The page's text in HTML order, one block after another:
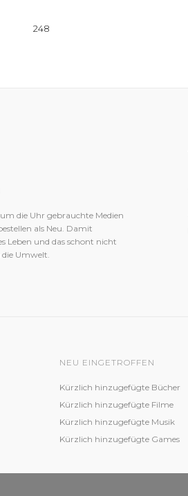
248
die Uhr gebrauchte Medien
als Neu. Damit
Leben und das schont nicht
Umwelt.
NEU EINGETROFFEN
Kürzlich hinzugefügte Bücher
Kürzlich hinzugefügte Filme
Kürzlich hinzugefügte Musik
Kürzlich hinzugefügte Games